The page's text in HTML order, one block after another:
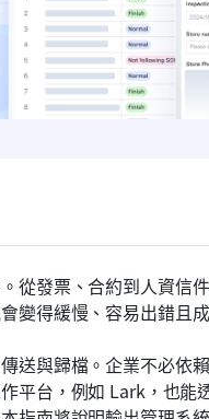
從發票、合約到人資信
變得緩慢、容易出錯且
送與歸檔。企業不必依
平台，例如 Lark，也能